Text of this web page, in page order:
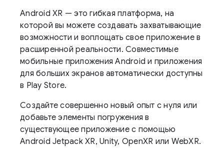
Android XR — это гибкая платформа, на
которой вы можете создавать захватывающие
возможности и воплощать свое приложение в
расширенной реальности. Совместимые
мобильные приложения Android и приложения
для больших экранов автоматически доступны
в Play Store.
Создайте совершенно новый опыт с нуля или
добавьте элементы погружения в
существующее приложение с помощью
Android Jetpack XR, Unity, OpenXR или WebXR.